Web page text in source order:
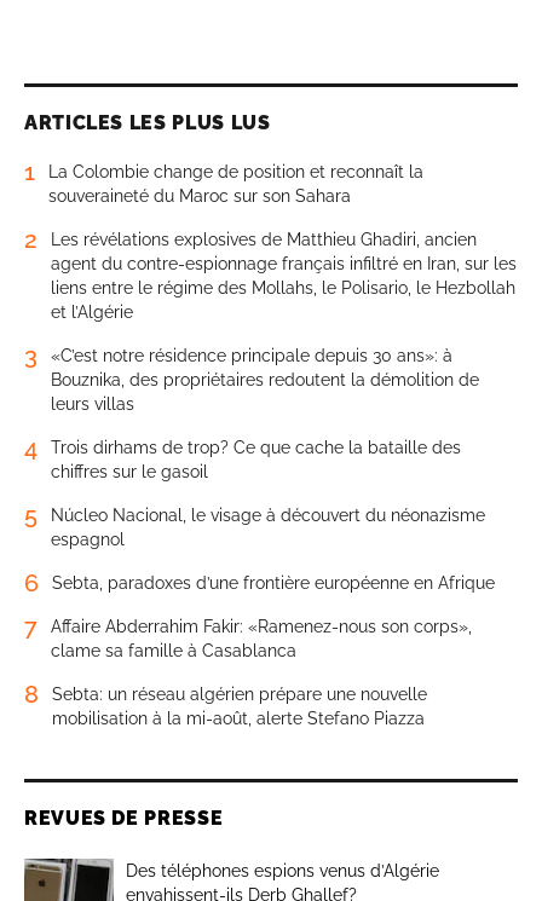
ARTICLES LES PLUS LUS
1
La Colombie change de position et reconnaît la
souveraineté du Maroc sur son Sahara
2
Les révélations explosives de Matthieu Ghadiri, ancien
agent du contre-espionnage français infiltré en Iran, sur les
liens entre le régime des Mollahs, le Polisario, le Hezbollah
et l’Algérie
3
«C’est notre résidence principale depuis 30 ans»: à
Bouznika, des propriétaires redoutent la démolition de
leurs villas
4
Trois dirhams de trop? Ce que cache la bataille des
chiffres sur le gasoil
5
Núcleo Nacional, le visage à découvert du néonazisme
espagnol
6 Sebta, paradoxes d’une frontière européenne en Afrique
7
Affaire Abderrahim Fakir: «Ramenez-nous son corps»,
clame sa famille à Casablanca
8
Sebta: un réseau algérien prépare une nouvelle
mobilisation à la mi-août, alerte Stefano Piazza
REVUES DE PRESSE
Des téléphones espions venus d’Algérie
envahissent-ils Derb Ghallef?